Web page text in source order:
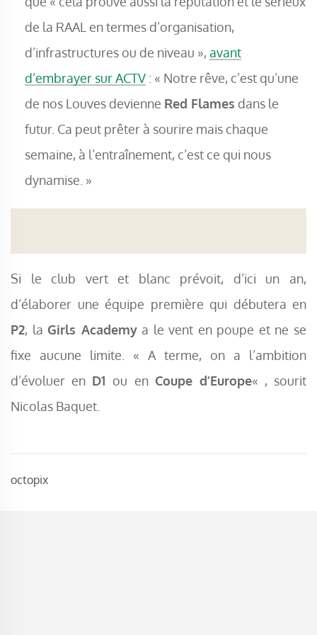
octopix
de la RAAL en termes d’organisation,
d’infrastructures ou de niveau », avant
d’embrayer sur ACTV : « Notre rêve, c’est qu’une
de nos Louves devienne Red Flames dans le
futur. Ca peut prêter à sourire mais chaque
semaine, à l’entraînement, c’est ce qui nous
dynamise. »
Si le club vert et blanc prévoit, d’ici un an,
d’élaborer une équipe première qui débutera en
P2, la Girls Academya le vent en poupe et ne se
fixe aucune limite. « A terme, on a l’ambition
d’évoluer en D1 ou en Coupe d’Europe« , sourit
Nicolas Baquet.